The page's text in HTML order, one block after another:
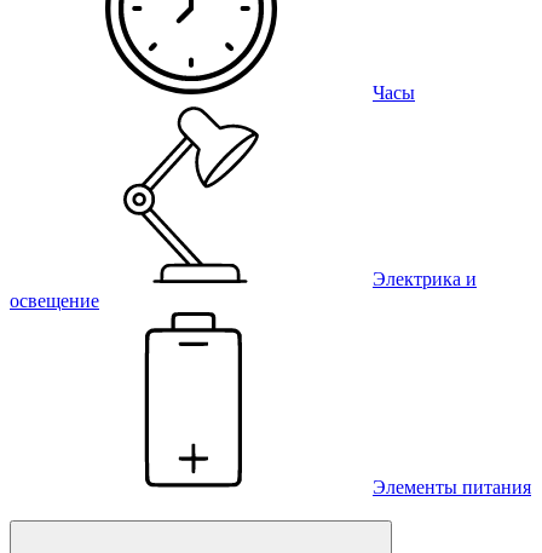
Часы
Электрика и
освещение
Элементы питания